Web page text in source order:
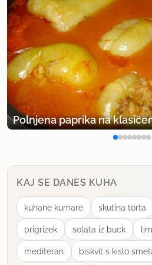
Polnjena paprika na
KAJ SE DANES KUHA
kuhane kumare skutina torta
prigrizek solata iz buck
mediteran biskvit s kislo